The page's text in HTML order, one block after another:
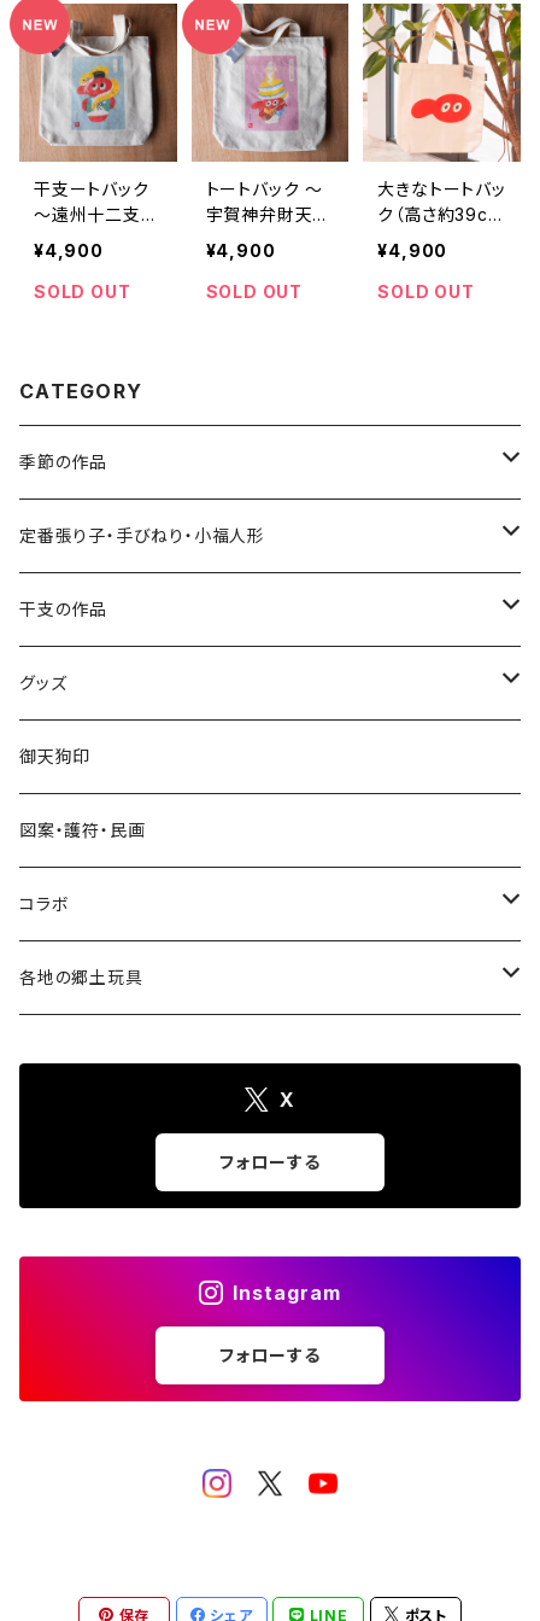
干支ートバック
〜遠州十二支の
巳「浜名湖の金
ヘビ」〜（かばん
部分 高さ約39c
¥4,900
SOLD OUT
トートバック 〜
宇賀神弁財天狗
図〜（かばん部
分 高さ約39c
m）
¥4,900
SOLD OUT
大きなトートバッ
ク（高さ約39c
m）
¥4,900
SOLD OUT
CATEGORY
季節の作品
張り子
手びねり人形
グッズ
定番張り子・手びねり・小福人形
張り子
手びねり人形・小福人形
干支の作品
張り子
手びねり人形
グッズ
コラボ
グッズ
キーホルダー
シール
遠州綿紬ハンカチ
注染そめ手ぬぐい
御天狗印
図案・護符・民画
コラボ
＜遠州綿紬＞ハンカチ
各地の郷土玩具
グッズ
X
フォローする
Instagram
フォローする
保存 シェア LINE ポスト